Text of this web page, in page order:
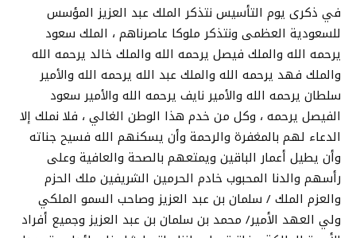
في ذكرى يوم التأسيس نتذكر الملك عبد العزيز المؤسس
للسعودية العظمى ونتذكر ملوكا عاصرناهم ، الملك سعود
يرحمه الله والملك فيصل يرحمه الله والملك خالد يرحمه الله
والملك فهد يرحمه الله والملك عبد الله يرحمه الله واﻷمير
سلطان يرحمه الله واﻷمير نايف يرحمه الله واﻷمير سعود
الفيصل يرحمه ، وكل من خدم هذا الوطن الغالي ، فلا نملك إلا
الدعاء لهم بالمغفرة والرحمة وأن يسكنهم الله فسيح جناته
وأن يطيل أعمار الباقين ويمتعهم بالصحة والعافية وعلى
رأسهم والدنا المحبوب خادم الحرمين الشريفين ملك الحزم
والعزم الملك / سلمان بن عبد العزيز وصاحب السمو الملكي
ولي العهد الأمير/ محمد بن سلمان بن عبد العزيز وجميع أفراد